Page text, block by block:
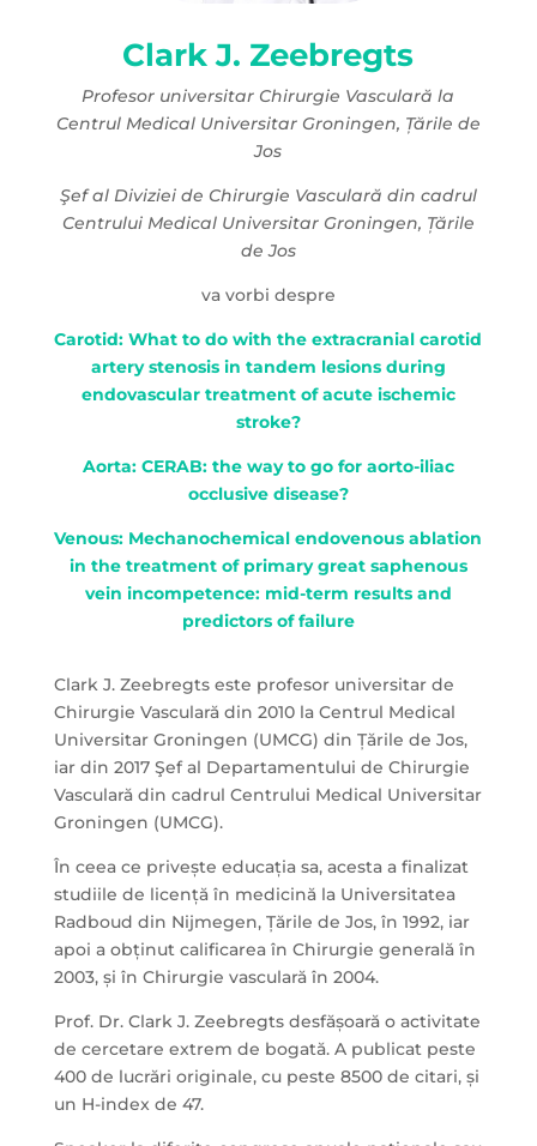
Clark J. Zeebregts
Profesor universitar Chirurgie Vasculară la
Centrul Medical Universitar Groningen, Țările de
Jos
Şef al Diviziei de Chirurgie Vasculară din cadrul
Centrului Medical Universitar Groningen, Țările
de Jos
va vorbi despre
Carotid: What to do with the extracranial carotid
artery stenosis in tandem lesions during
endovascular treatment of acute ischemic
stroke?
Aorta: CERAB: the way to go for aorto-iliac
occlusive disease?
Venous: Mechanochemical endovenous ablation
in the treatment of primary great saphenous
vein incompetence: mid-term results and
predictors of failure
Clark J. Zeebregts este profesor universitar de
Chirurgie Vasculară din 2010 la Centrul Medical
Universitar Groningen (UMCG) din Țările de Jos,
iar din 2017 Şef al Departamentului de Chirurgie
Vasculară din cadrul Centrului Medical Universitar
Groningen (UMCG).
În ceea ce privește educația sa, acesta a finalizat
studiile de licență în medicină la Universitatea
Radboud din Nijmegen, Țările de Jos, în 1992, iar
apoi a obținut calificarea în Chirurgie generală în
2003, și în Chirurgie vasculară în 2004.
Prof. Dr. Clark J. Zeebregts desfășoară o activitate
de cercetare extrem de bogată. A publicat peste
400 de lucrări originale, cu peste 8500 de citari, și
un H-index de 47.